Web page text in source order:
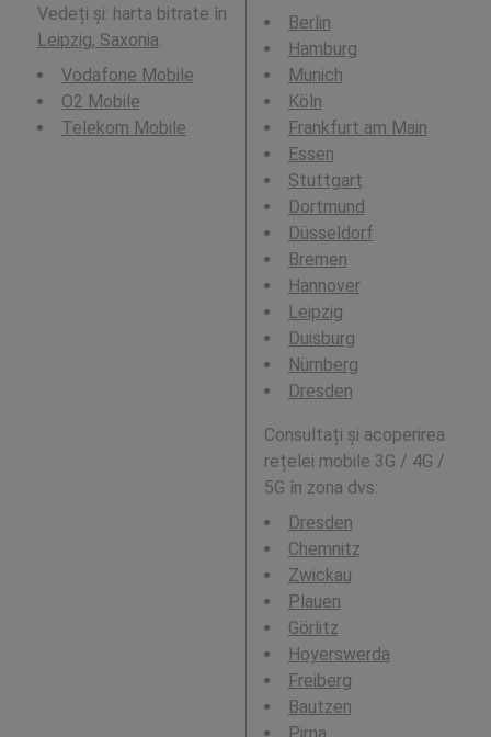
Vedeți și: harta bitrate în
Leipzig, Saxonia.
Vodafone Mobile
O2 Mobile
Telekom Mobile
Berlin
Hamburg
Munich
Köln
Frankfurt am Main
Essen
Stuttgart
Dortmund
Düsseldorf
Bremen
Hannover
Leipzig
Duisburg
Nürnberg
Dresden
Consultați și acoperirea
rețelei mobile 3G / 4G /
5G în zona dvs:
Dresden
Chemnitz
Zwickau
Plauen
Görlitz
Hoyerswerda
Freiberg
Bautzen